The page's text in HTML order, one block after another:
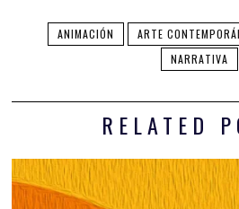
ANIMACIÓN ARTE
NARRATIVA
RELATED